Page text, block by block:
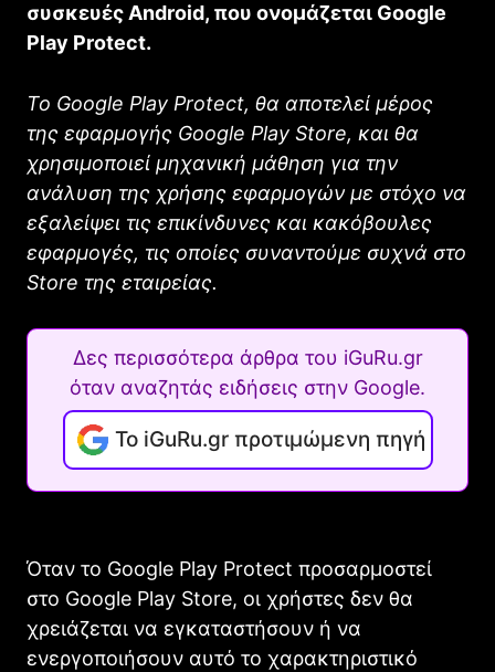
συσκευές Android, που ονομάζεται Google
Play Protect.
Το Google Play Protect, θα αποτελεί μέρος
της εφαρμογής Google Play Store, και θα
χρησιμοποιεί μηχανική μάθηση για την
ανάλυση της χρήσης εφαρμογών με στόχο να
εξαλείψει τις επικίνδυνες και κακόβουλες
εφαρμογές, τις οποίες συναντούμε συχνά στο
Store της εταιρείας.
Δες περισσότερα άρθρα του iGuRu.gr
όταν αναζητάς ειδήσεις στην Google.
Το iGuRu.gr προτιμώμενη πηγή
Όταν το Google Play Protect προσαρμοστεί
στο Google Play Store, οι χρήστες δεν θα
χρειάζεται να εγκαταστήσουν ή να
ενεργοποιήσουν αυτό το χαρακτηριστικό